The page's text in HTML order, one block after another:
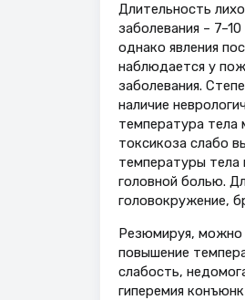
Длительность
заболевания –
однако явления
наблюдается у
заболевания.
наличие
температура тела
токсикоза слабо
температуры
головной болью.
головокружение,
Резюмируя, можно
повышение
слабость,
гиперемия